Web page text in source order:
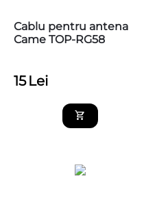
Cablu pentru antena
Came TOP-RG58
15 Lei